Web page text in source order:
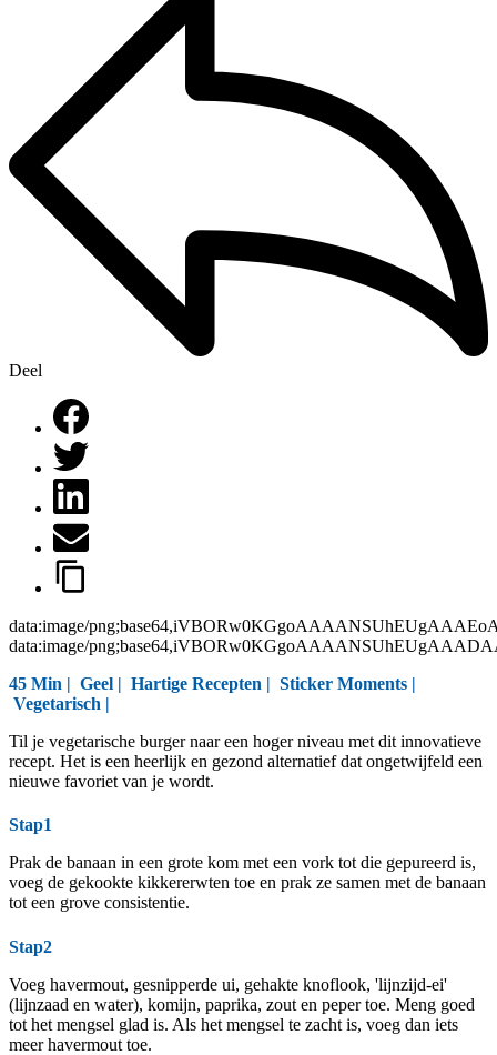
Deel
data:image/
data:image/
45 Min | Geel | Hartige Recepten | Sticker Moments |
Vegetarisch |
Til je vegetarische burger naar een hoger niveau met dit innovatieve
recept. Het is een heerlijk en gezond alternatief dat ongetwijfeld een
nieuwe favoriet van je wordt.
Stap1
Prak de banaan in een grote kom met een vork tot die gepureerd is,
voeg de gekookte kikkererwten toe en prak ze samen met de banaan
tot een grove consistentie.
Stap2
Voeg havermout, gesnipperde ui, gehakte knoflook, 'lijnzijd-ei'
(lijnzaad en water), komijn, paprika, zout en peper toe. Meng goed
tot het mengsel glad is. Als het mengsel te zacht is, voeg dan iets
meer havermout toe.